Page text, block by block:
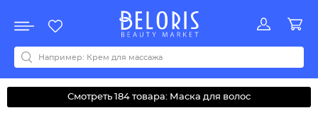
Акции
Все бренды
0-9ABCDEFGHIJKLMNOPQRSTUVWYZАБВДЗИМОКЛНПРСТУФ
Смотреть 184 товара: Маска для волос